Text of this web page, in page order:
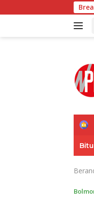
ke
MKKS SMK se-Kota
H
e